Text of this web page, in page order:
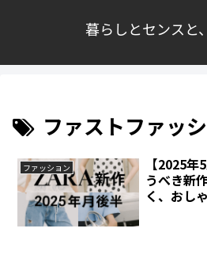
暮らしとセンスと
ファストファッ
ファッション
【2025
うべき新
く、おし